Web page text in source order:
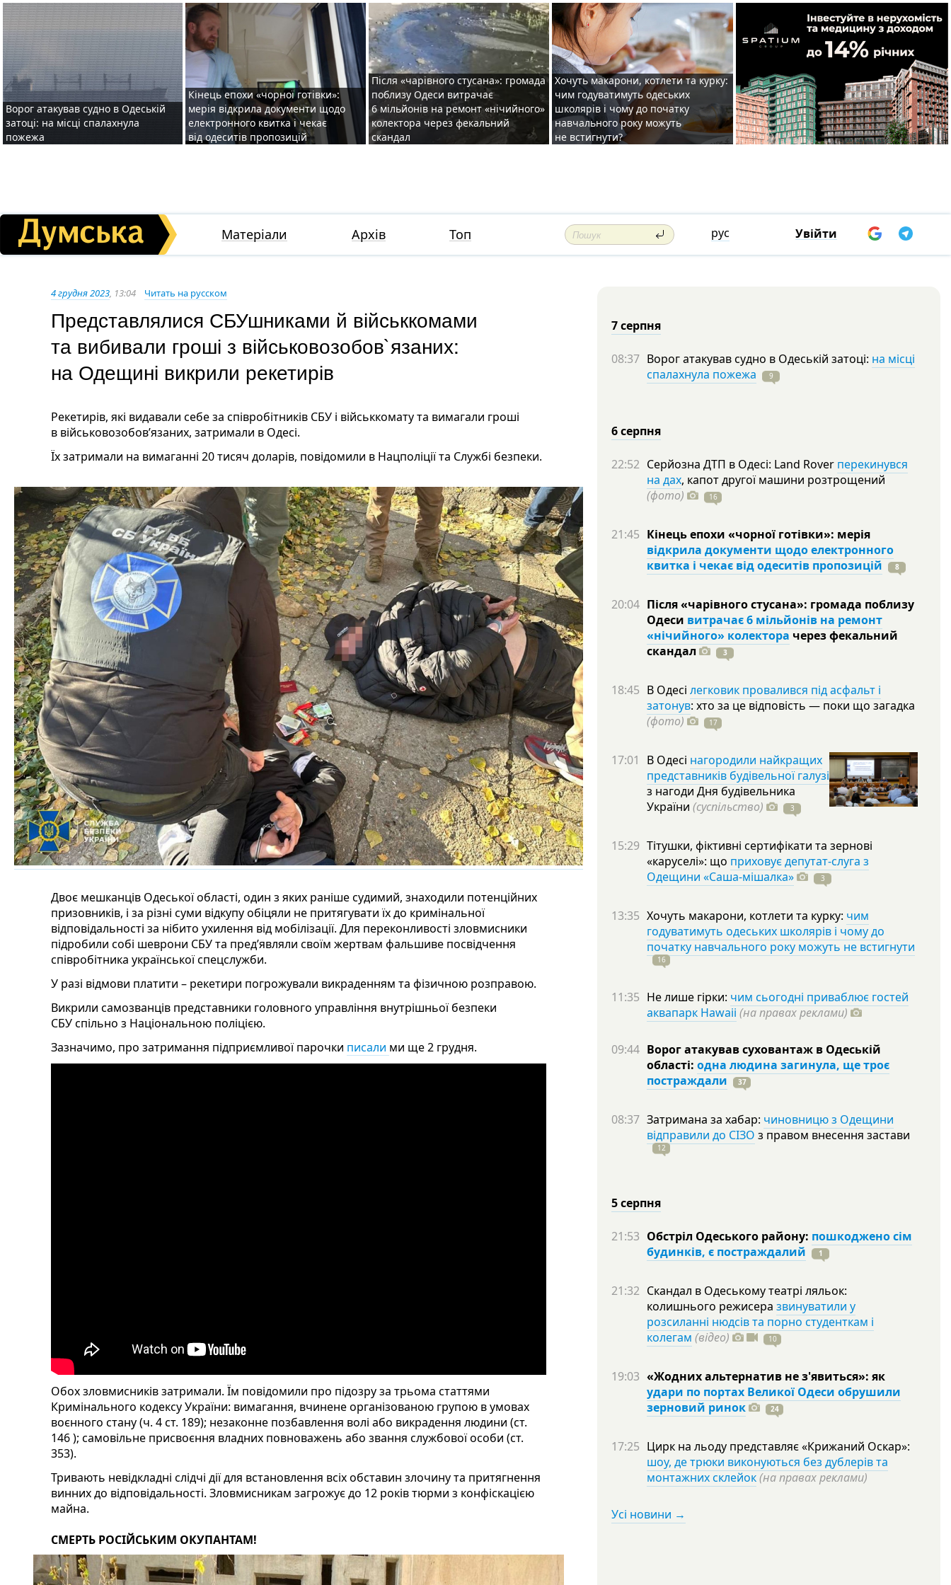
Ворог атакував судно в Одеській
затоці: на місці спалахнула
пожежа
Кінець епохи «чорної готівки»:
мерія відкрила документи щодо
електронного квитка і чекає
від одеситів пропозицій
Після «чарівного стусана»: громада
поблизу Одеси витрачає
6 мільйонів на ремонт «нічийного»
колектора через фекальний
скандал
Хочуть макарони, котлети та курку:
чим годуватимуть одеських
школярів і чому до початку
навчального року можуть
не встигнути?
Матеріали Архів Топ рус Увійти
4 грудня 2023, 13:04 Читать на русском
Представлялися СБУшниками й військкомами
та вибивали гроші з військовозобов`язаних:
на Одещині викрили рекетирів
Рекетирів, які видавали себе за співробітників СБУ і військкомату та вимагали гроші
в військовозобов’язаних, затримали в Одесі.
Їх затримали на вимаганні 20 тисяч доларів, повідомили в Нацполіції та Службі безпеки.
Двоє мешканців Одеської області, один з яких раніше судимий, знаходили потенційних
призовників, і за різні суми відкупу обіцяли не притягувати їх до кримінальної
відповідальності за нібито ухилення від мобілізації. Для переконливості зловмисники
підробили собі шеврони СБУ та пред’являли своїм жертвам фальшиве посвідчення
співробітника української спецслужби.
У разі відмови платити – рекетири погрожували викраденням та фізичною розправою.
Викрили самозванців представники головного управління внутрішньої безпеки
СБУ спільно з Національною поліцією.
Зазначимо, про затримання підприємливої парочки писали ми ще 2 грудня.
Обох зловмисників затримали. Їм повідомили про підозру за трьома статтями
Кримінального кодексу України: вимагання, вчинене організованою групою в умовах
воєнного стану (ч. 4 ст. 189); незаконне позбавлення волі або викрадення людини (ст.
146 ); самовільне присвоєння владних повноважень або звання службової особи (ст.
353).
Тривають невідкладні слідчі дії для встановлення всіх обставин злочину та притягнення
винних до відповідальності. Зловмисникам загрожує до 12 років тюрми з конфіскацією
майна.
СМЕРТЬ РОСІЙСЬКИМ ОКУПАНТАМ!
7 серпня
08:37 Ворог атакував судно в Одеській затоці: на місці
спалахнула пожежа
9
6 серпня
22:52 Серйозна ДТП в Одесі: Land Rover перекинувся
на дах, капот другої машини розтрощений
(фото)
16
21:45 Кінець епохи «чорної готівки»: мерія
відкрила документи щодо електронного
квитка і чекає від одеситів пропозицій
8
20:04 Після «чарівного стусана»: громада поблизу
Одеси витрачає 6 мільйонів на ремонт
«нічийного» колектора через фекальний
скандал
3
18:45 В Одесі легковик провалився під асфальт і
затонув: хто за це відповість — поки що загадка
(фото)
17
17:01 В Одесі нагородили найкращих
представників будівельної галузі
з нагоди Дня будівельника
України (суспільство) 3
15:29 Тітушки, фіктивні сертифікати та зернові
«каруселі»: що приховує депутат-слуга з
Одещини «Саша-мішалка»
3
13:35 Хочуть макарони, котлети та курку: чим
годуватимуть одеських школярів і чому до
початку навчального року можуть не встигнути
16
11:35 Не лише гірки: чим сьогодні приваблює гостей
аквапарк Hawaii (на правах реклами)
09:44 Ворог атакував суховантаж в Одеській
області: одна людина загинула, ще троє
постраждали
37
08:37 Затримана за хабар: чиновницю з Одещини
відправили до СІЗО з правом внесення застави
12
5 серпня
21:53 Обстріл Одеського району: пошкоджено сім
будинків, є постраждалий
1
21:32 Скандал в Одеському театрі ляльок:
колишнього режисера звинуватили у
розсиланні нюдсів та порно студенткам і
колегам (відео) 10
19:03 «Жодних альтернатив не з'явиться»: як
удари по портах Великої Одеси обрушили
зерновий ринок
24
17:25 Цирк на льоду представляє «Крижаний Оскар»:
шоу, де трюки виконуються без дублерів та
монтажних склейок(на правах реклами)
Усі новини →